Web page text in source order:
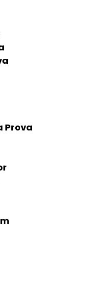
Prova